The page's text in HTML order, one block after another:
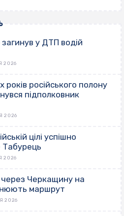
у ДТП водій
2026
років російського полону
підполковник
2026
цілі успішно
Табурець
2026
через Черкащину на
маршрут
2026